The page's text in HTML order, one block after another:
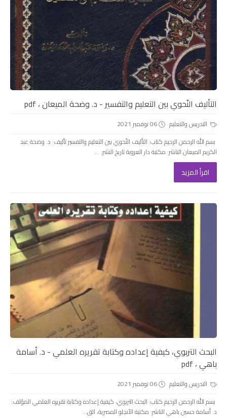
التأليف النّحوي بين التعليم والتفسير - د. وضحة الميعان ، pdf
التدريس والتعليم
06 نوفمبر 2021
بسم الله الرحمن الرحيم كتاب: التأليف النّحوي بين التعليم والتفسير تأليف: د. وضحة عبد
الكريم الميعان الناشر: مكتبة دار العروبة تاريخ النشر: ...
اقرأ المزيد
البحث التربوي، كيفية إعداده وكتابة تقريره العلمي - د. أسامة
باهي ، pdf
التدريس والتعليم
06 نوفمبر 2021
بسم الله الرحمن الرحيم كتاب: البحث التربوي، كيفية إعداده وكتابة تقريره العلمي المؤلف:
د. أسامة حسين باهي الناشر: مكتبة الأنجلو المصرية، الق...